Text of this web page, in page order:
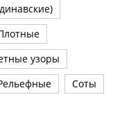
узоры
Соты